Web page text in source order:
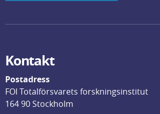
Kontakt
Postadress
FOI Totalförsvarets forskningsinstitut
164 90 Stockholm